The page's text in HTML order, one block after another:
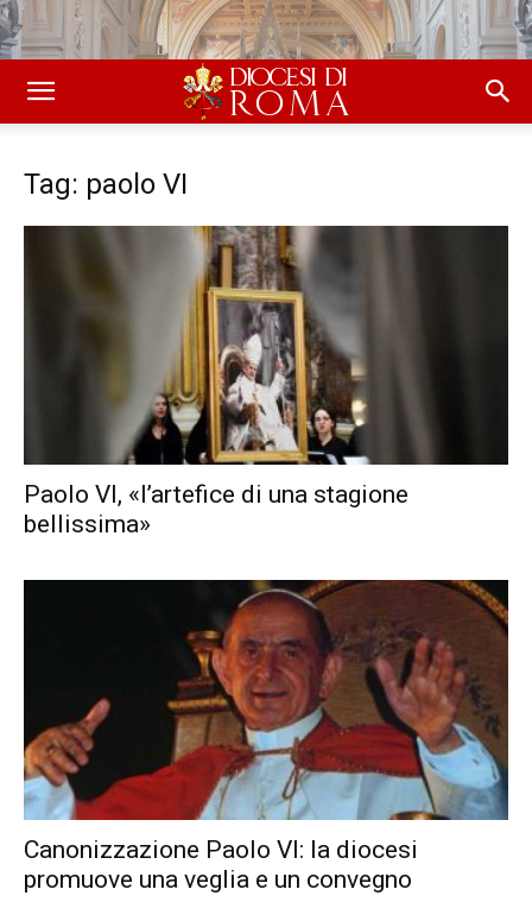
Tag: paolo VI
Paolo VI, «l’artefice di una stagione
bellissima»
Canonizzazione Paolo VI: la diocesi
promuove una veglia e un convegno